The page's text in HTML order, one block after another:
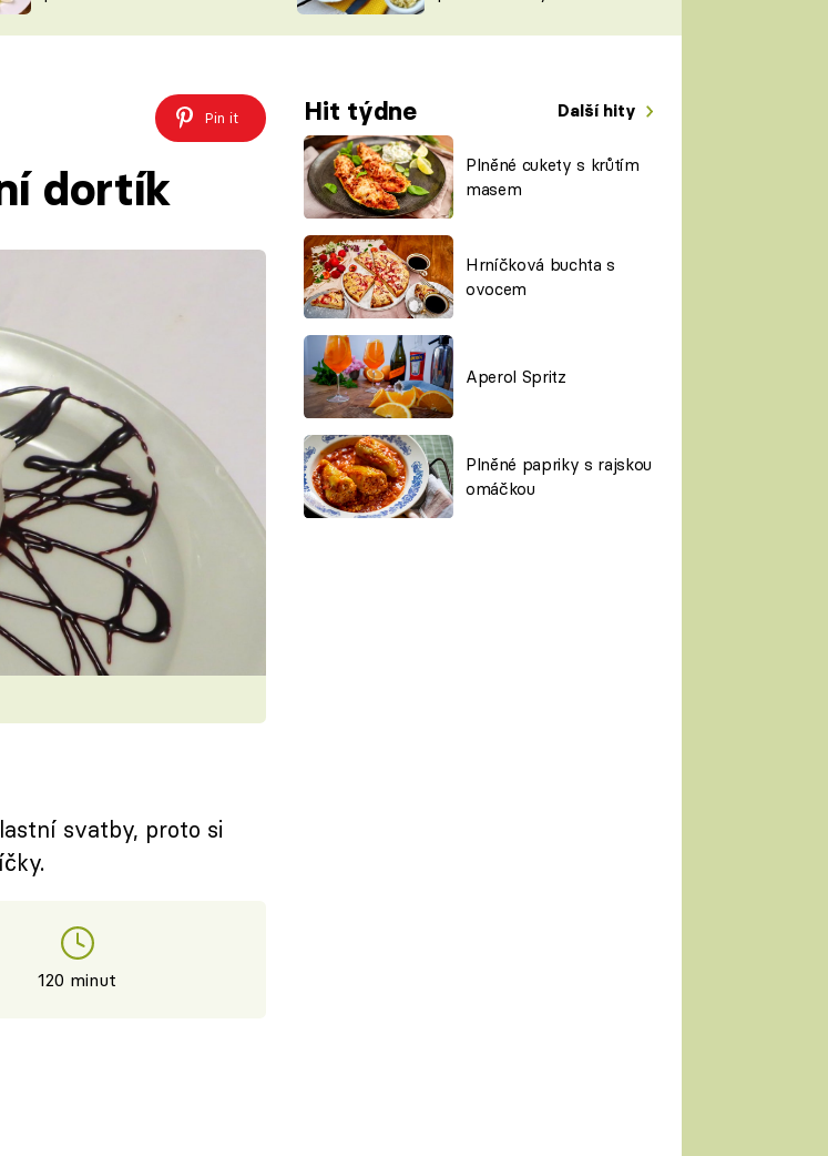
ŠÉFREDAKTORKY
ČASOPIS
Pin it Hit týdne Další hity
Plněné cukety s krůtím
masem
Hrníčková buchta s
ovocem
Aperol Spritz
Plněné papriky s rajskou
omáčkou
dortík
svatby, proto si
120 minut